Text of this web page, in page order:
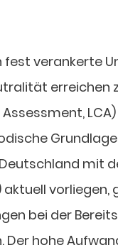
fest verankerte
erreichen
Assessment,
mit
aktuell
bei der
Der hohe